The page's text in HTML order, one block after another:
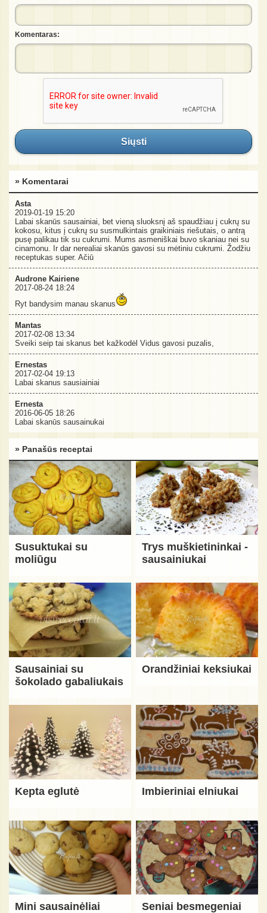
Komentaras:
Siųsti
» Komentarai
Asta
2019-01-19 15:20
Labai skanūs sausainiai, bet vieną sluoksnį aš spaudžiau į cukrų su
kokosu, kitus į cukrų su susmulkintais graikiniais riešutais, o antrą
pusę palikau tik su cukrumi. Mums asmeniškai buvo skaniau nei su
cinamonu. Ir dar nerealiai skanūs gavosi su mėtiniu cukrumi. Žodžiu
receptukas super. Ačiū
Audrone Kairiene
2017-08-24 18:24
Ryt bandysim manau skanus
Mantas
2017-02-08 13:34
Sveiki seip tai skanus bet kažkodėl Vidus gavosi puzalis,
Ernestas
2017-02-04 19:13
Labai skanus sausiainiai
Ernesta
2016-06-05 18:26
Labai skanūs sausainukai
» Panašūs receptai
Susuktukai su
moliūgu
Trys muškietininkai -
sausainiukai
Sausainiai su
šokolado gabaliukais
Orandžiniai keksiukai
Kepta eglutė Imbieriniai elniukai
Mini sausainėliai Seniai besmegeniai